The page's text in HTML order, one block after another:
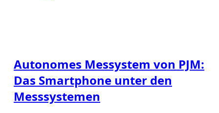
Autonomes Messystem von PJM:
Das Smartphone unter den
Messsystemen